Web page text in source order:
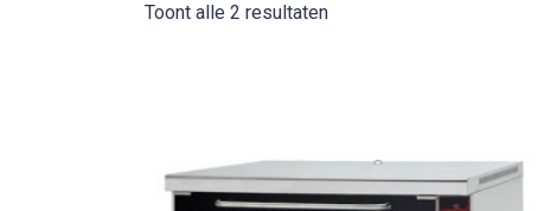
Toont alle 2 resultaten